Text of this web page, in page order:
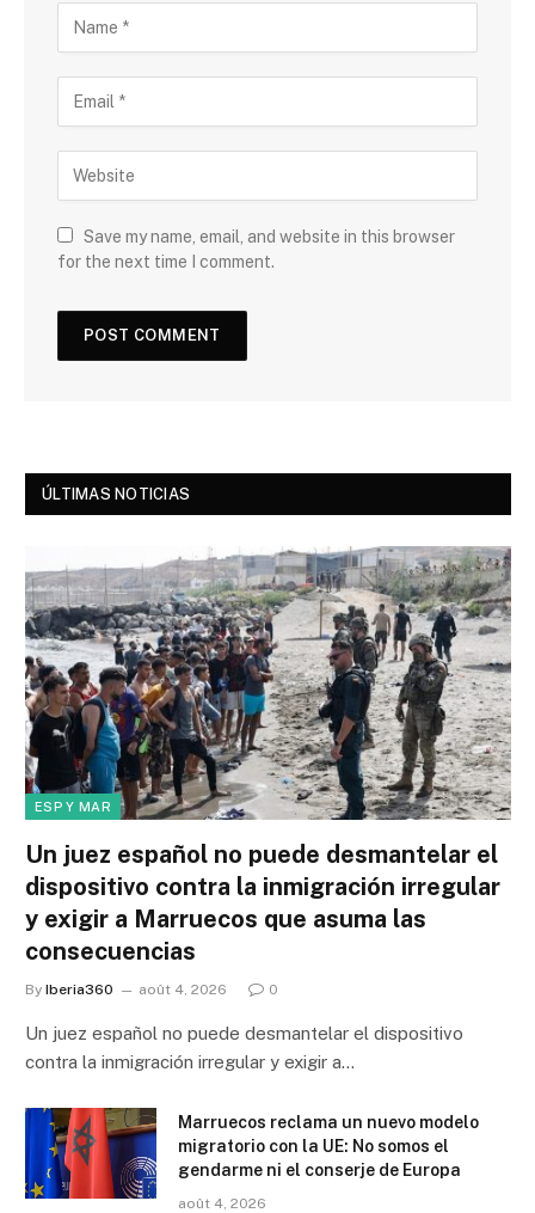
Save my name, email, and website in this browser
for the next time I comment.
ÚLTIMAS NOTICIAS
ESP Y MAR
Un juez español no puede desmantelar el
dispositivo contra la inmigración irregular
y exigir a Marruecos que asuma las
consecuencias
By Iberia360 août 4, 2026 0
Un juez español no puede desmantelar el dispositivo
contra la inmigración irregular y exigir a…
Marruecos reclama un nuevo modelo
migratorio con la UE: No somos el
gendarme ni el conserje de Europa
août 4, 2026